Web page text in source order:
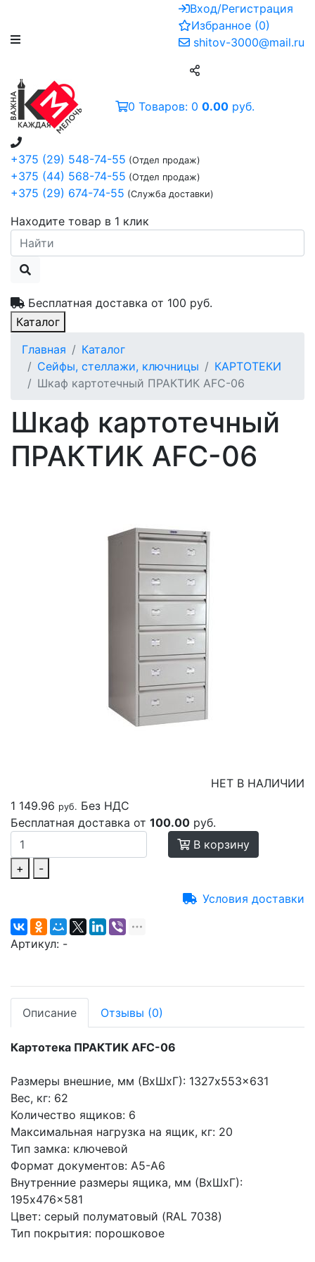
Вход/Регистрация
Избранное (0)
shitov-3000@mail.ru
+375 (29) 548-74-55 (Отдел продаж)
+375 (44) 568-74-55 (Отдел продаж)
+375 (29) 674-74-55 (Служба доставки)
Находите товар в 1 клик
Бесплатная доставка от 100 руб.
0 Товаров: 0 0.00 руб.
Каталог
Главная
Каталог
Сейфы, стеллажи, ключницы
КАРТОТЕКИ
Шкаф картотечный ПРАКТИК АFC-06
Шкаф картотечный
ПРАКТИК АFC-06
НЕТ В НАЛИЧИИ
1 149.96 руб. Без НДС
Бесплатная доставка от 100.00 руб.
+ -
В корзину
Условия доставки
Артикул: -
Описание Отзывы (0)
Картотека ПРАКТИК AFC-06
Размеры внешние, мм (ВхШхГ): 1327x553x631
Вес, кг: 62
Количество ящиков: 6
Максимальная нагрузка на ящик, кг: 20
Тип замка: ключевой
Формат документов: A5-A6
Внутренние размеры ящика, мм (ВхШхГ):
195x476x581
Цвет: серый полуматовый (RAL 7038)
Тип покрытия: порошковое